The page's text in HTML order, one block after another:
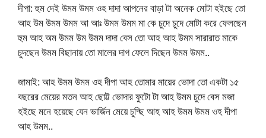
দীপা: হুম দেই উমম উমম ওহ দাদা আপনের বাড়া টা অনেক মোটা হইছে তো
আহ উম উমম উমম আ আঃ উমম উমম মা কে চুদে চুদে মোটা করে ফেলছেন
হুম আহ অম উমম উম উমম দাদা বেস তো আহ আহ উমম সারারাত মাকে
চুদছেন উমম বিছানায় তো মালের দাগ ফেলে দিছেন উমম উমম..
জামাই: আহ উমম উমম ওহ দীপা আহ তোমার মায়ের ভোদা তো একটা ১৫
বছরের মেয়ের মতন আহ ছোট্ট ভোদার ফুটো টা আহ উমম চুদে বেস মজা
হইছে মনে হয়েছে যেন ভার্জিন মেয়ে চুদ্ছি আহ আহ উমম উমম ওহ দীপা
আহ উমম..